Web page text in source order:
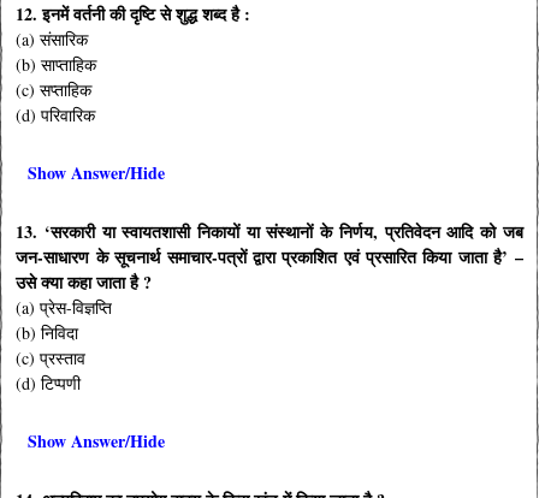
12. इनमें वर्तनी की दृष्टि से शुद्ध शब्द है :
(a) संसारिक
(b) साप्ताहिक
(c) सप्ताहिक
(d) परिवारिक
Show Answer/Hide
13. ‘सरकारी या स्वायतशासी निकायों या संस्थानों के निर्णय, प्रतिवेदन आदि को जब
जन-साधारण के सूचनार्थ समाचार-पत्रों द्वारा प्रकाशित एवं प्रसारित किया जाता है’ –
उसे क्या कहा जाता है ?
(a) प्रेस-विज्ञप्ति
(b) निविदा
(c) प्रस्ताव
(d) टिप्पणी
Show Answer/Hide